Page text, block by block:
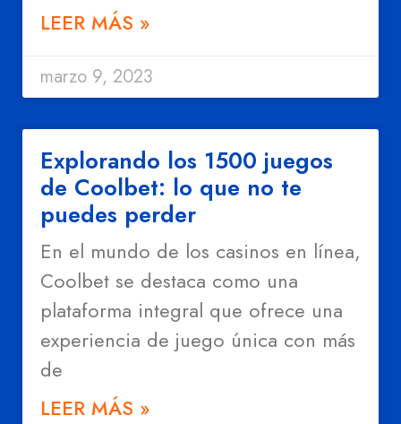
LEER MÁS »
marzo 9, 2023
Explorando los 1500 juegos
de Coolbet: lo que no te
puedes perder
En el mundo de los casinos en línea,
Coolbet se destaca como una
plataforma integral que ofrece una
experiencia de juego única con más
de
LEER MÁS »